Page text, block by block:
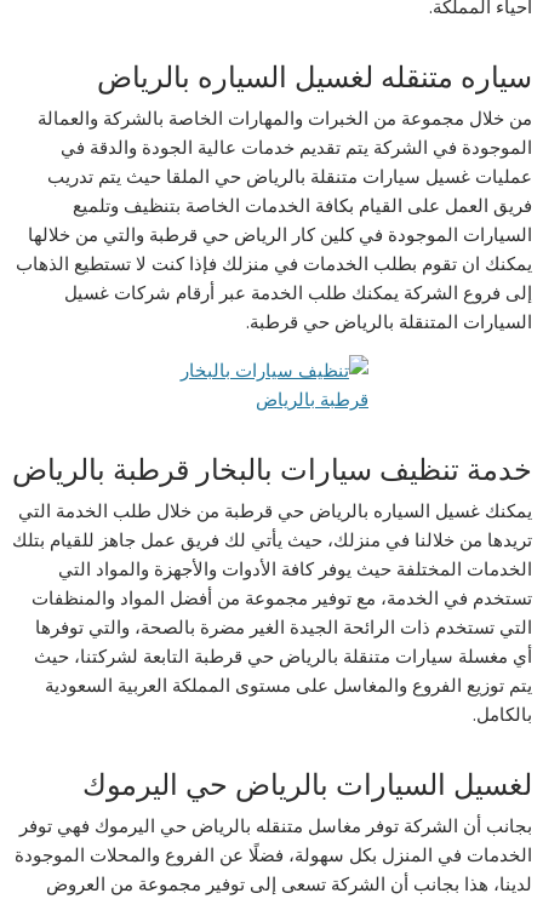
أحياء المملكة.
سياره متنقله لغسيل السياره بالرياض
من خلال مجموعة من الخبرات والمهارات الخاصة بالشركة والعمالة
الموجودة في الشركة يتم تقديم خدمات عالية الجودة والدقة في
عمليات غسيل سيارات متنقلة بالرياض حي الملقا حيث يتم تدريب
فريق العمل على القيام بكافة الخدمات الخاصة بتنظيف وتلميع
السيارات الموجودة في كلين كار الرياض حي قرطبة والتي من خلالها
يمكنك ان تقوم بطلب الخدمات في منزلك فإذا كنت لا تستطيع الذهاب
إلى فروع الشركة يمكنك طلب الخدمة عبر أرقام شركات غسيل
السيارات المتنقلة بالرياض حي قرطبة.
خدمة تنظيف سيارات بالبخار قرطبة بالرياض
يمكنك غسيل السياره بالرياض حي قرطبة من خلال طلب الخدمة التي
تريدها من خلالنا في منزلك، حيث يأتي لك فريق عمل جاهز للقيام بتلك
الخدمات المختلفة حيث يوفر كافة الأدوات والأجهزة والمواد التي
تستخدم في الخدمة، مع توفير مجموعة من أفضل المواد والمنظفات
التي تستخدم ذات الرائحة الجيدة الغير مضرة بالصحة، والتي توفرها
أي مغسلة سيارات متنقلة بالرياض حي قرطبة التابعة لشركتنا، حيث
يتم توزيع الفروع والمغاسل على مستوى المملكة العربية السعودية
بالكامل.
لغسيل السيارات بالرياض حي اليرموك
بجانب أن الشركة توفر مغاسل متنقله بالرياض حي اليرموك فهي توفر
الخدمات في المنزل بكل سهولة، فضلًا عن الفروع والمحلات الموجودة
لدينا، هذا بجانب أن الشركة تسعى إلى توفير مجموعة من العروض